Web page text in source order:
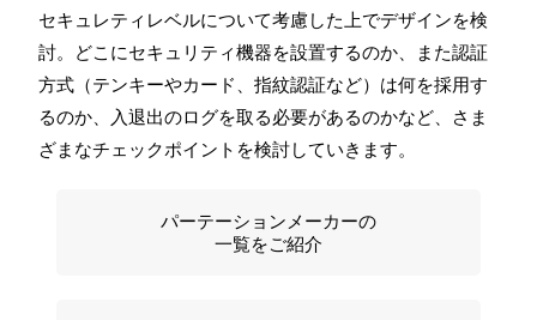
セキュレティレベルについて考慮した上でデザインを検
討。どこにセキュリティ機器を設置するのか、また認証
方式（テンキーやカード、指紋認証など）は何を採用す
るのか、入退出のログを取る必要があるのかなど、さま
ざまなチェックポイントを検討していきます。
パーテーションメーカーの
一覧をご紹介